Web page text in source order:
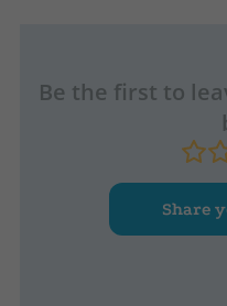
Be the first to
Share